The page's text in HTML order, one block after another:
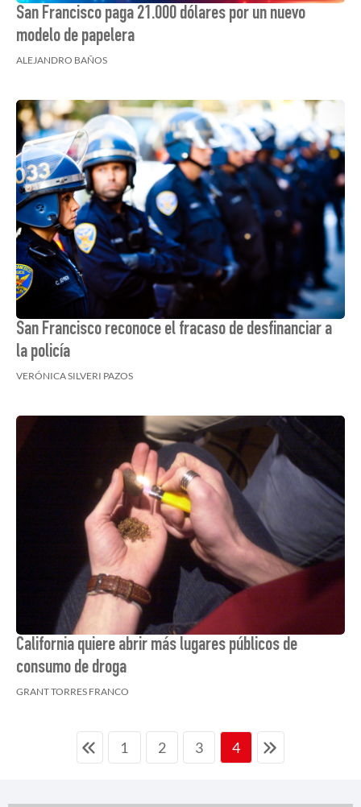
San Francisco paga 21.000 dólares por un nuevo
modelo de papelera
ALEJANDRO BAÑOS
San Francisco reconoce el fracaso de desfinanciar a
la policía
VERÓNICA SILVERI PAZOS
California quiere abrir más lugares públicos de
consumo de droga
GRANT TORRES FRANCO
1 2 3 4